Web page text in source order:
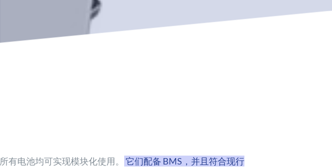
所有电池均可实现模块化使用。
它们配备 BMS，并且符合现行